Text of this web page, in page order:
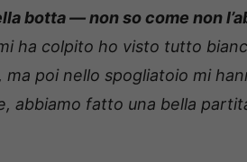
botta — non so come non
ha colpito ho visto tutto
poi nello spogliatoio mi
abbiamo fatto una bella